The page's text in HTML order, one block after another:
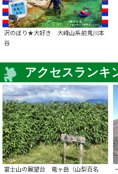
沢のぼり★大好き 大峰山系前鬼川本
谷
アクセスランキ
富士山の展望台 竜ヶ岳（山梨百名